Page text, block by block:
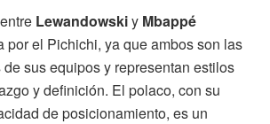
Lewandowskiy Mbappé
por el Pichichi, ya que ambos son las
sus equipos y representan estilos
y definición. El polaco, con su
de posicionamiento, es un